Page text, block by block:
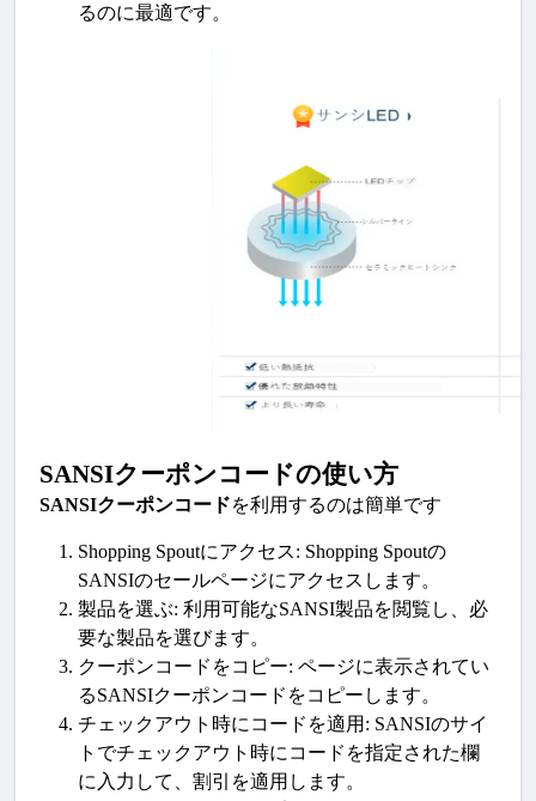
るのに最適です。
SANSIクーポンコードの使い方
SANSIクーポンコードを利用するのは簡単です
Shopping Spoutにアクセス: Shopping Spoutの
SANSIのセールページにアクセスします。
製品を選ぶ: 利用可能なSANSI製品を閲覧し、必
要な製品を選びます。
クーポンコードをコピー: ページに表示されてい
るSANSIクーポンコード をコピーします。
チェックアウト時にコードを適用 : SANSIのサイ
トでチェックアウト時にコードを指定された欄
に入力して、割引を適用します。